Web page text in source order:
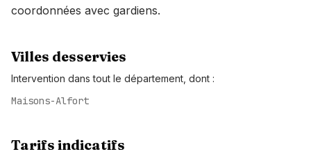
coordonnées avec gardiens.
Villes desservies
Intervention dans tout le département, dont :
Maisons-Alfort
Tarifs indicatifs